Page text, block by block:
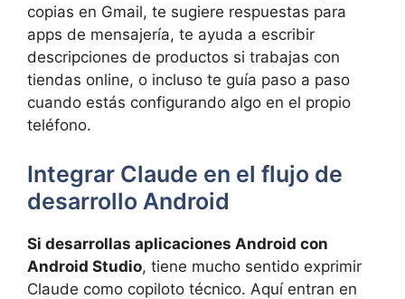
copias en Gmail, te sugiere respuestas para
apps de mensajería, te ayuda a escribir
descripciones de productos si trabajas con
tiendas online, o incluso te guía paso a paso
cuando estás configurando algo en el propio
teléfono.
Integrar Claude en el flujo de
desarrollo Android
Si desarrollas aplicaciones Android con
Android Studio, tiene mucho sentido exprimir
Claude como copiloto técnico. Aquí entran en